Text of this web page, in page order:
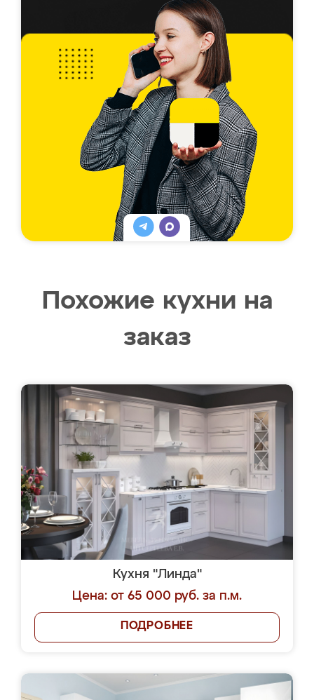
Похожие кухни на
заказ
Кухня "Линда"
Цена: от 65 000 руб. за п.м.
ПОДРОБНЕЕ